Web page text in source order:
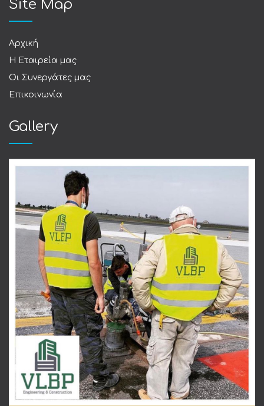
Site Map
Αρχική
Η Εταιρεία μας
Οι Συνεργάτες μας
Επικοινωνία
Gallery